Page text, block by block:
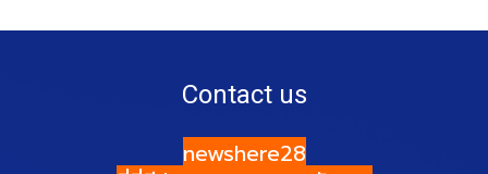
Contact us
newshere28